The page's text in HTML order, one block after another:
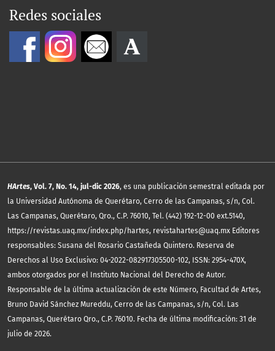
Redes sociales
HArtes, Vol. 7, No. 14, jul-dic 2026, es una publicación semestral editada por
la Universidad Autónoma de Querétaro, Cerro de las Campanas, s/n, Col.
Las Campanas, Querétaro, Qro., C.P. 76010, Tel. (442) 192-12-00 ext.5140,
https://revistas.uaq.mx/index.php/hartes, revistahartes@uaq.mx Editores
responsables: Susana del Rosario Castañeda Quintero. Reserva de
Derechos al Uso Exclusivo: 04-2022-082917305500-102, ISSN: 2954-470X,
ambos otorgados por el Instituto Nacional del Derecho de Autor.
Responsable de la última actualización de este Número, Facultad de Artes,
Bruno David Sánchez Mureddu, Cerro de las Campanas, s/n, Col. Las
Campanas, Querétaro Qro., C.P. 76010. Fecha de última modificación: 31 de
julio de 2026.